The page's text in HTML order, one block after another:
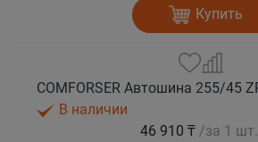
Купить
В наличии
46 910 ₸ /за 1 шт.